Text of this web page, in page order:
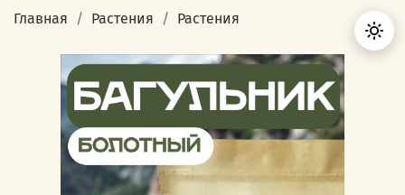
Главная Растения Растения